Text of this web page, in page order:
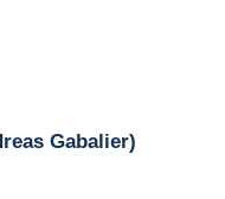
Gabalier)